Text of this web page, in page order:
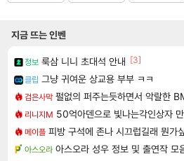
지금 뜨는 인벤
정보 룩삼 니니 초대석 안내 [3]
클립 그냥 귀여운 상교용 부부 ㅋㅋ
검은사막 펄없의 퍼주는듯하면서 악랄한
리니지M 50억아덴으로 빛나는각인상자
메이플 피방 구석에 존나 시끄럽길래 뭔가
아스오라 아스오라 성우 정보 및 출연작 모